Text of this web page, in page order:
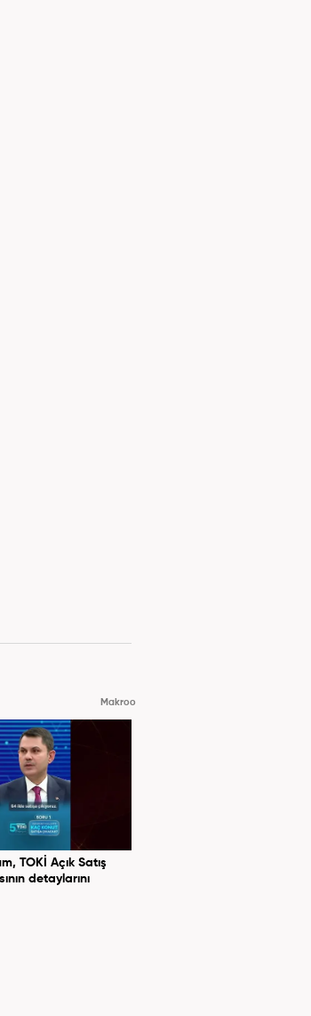
Makroo
TOKİ Açık Satış
detaylarını